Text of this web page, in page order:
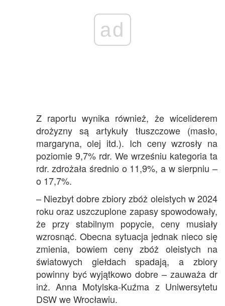
ad
Z raportu wynika również, że wiceliderem
drożyzny są artykuły tłuszczowe (masło,
margaryna, olej itd.). Ich ceny wzrosły na
poziomie 9,7% rdr. We wrześniu kategoria ta
rdr. zdrożała średnio o 11,9%, a w sierpniu –
o 17,7%.
– Niezbyt dobre zbiory zbóż oleistych w 2024
roku oraz uszczuplone zapasy spowodowały,
że przy stabilnym popycie, ceny musiały
wzrosnąć. Obecna sytuacja jednak nieco się
zmienia, bowiem ceny zbóż oleistych na
światowych giełdach spadają, a zbiory
powinny być wyjątkowo dobre – zauważa dr
inż. Anna Motylska-Kuźma z Uniwersytetu
DSW we Wrocławiu.